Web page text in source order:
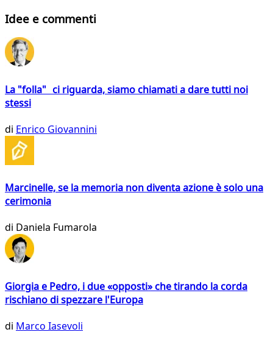
Idee e commenti
La "folla" ci riguarda, siamo chiamati a dare tutti noi
stessi
di Enrico Giovannini
Marcinelle, se la memoria non diventa azione è solo una
cerimonia
di Daniela Fumarola
Giorgia e Pedro, i due «opposti» che tirando la corda
rischiano di spezzare l'Europa
di Marco Iasevoli